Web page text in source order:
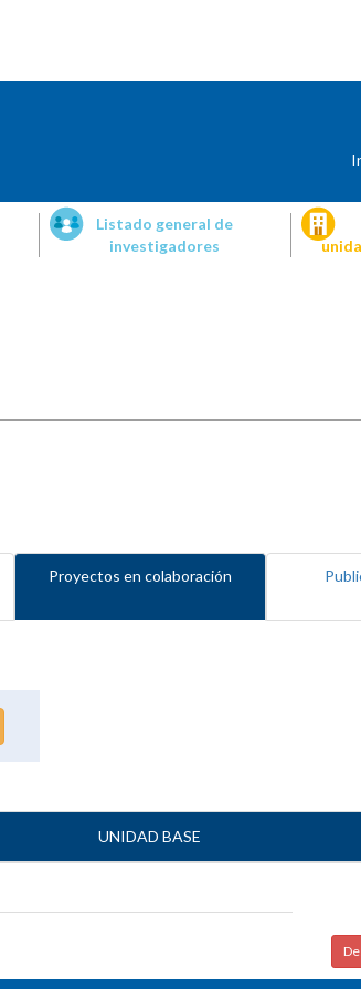
Listado general de
investigadores
Proyectos en colaboración
UNIDAD BASE